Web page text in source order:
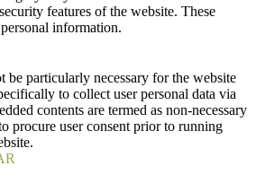
features of the website. These
information.
be particularly necessary for the website
to collect user personal data via
contents are termed as non-necessary
procure user consent prior to running